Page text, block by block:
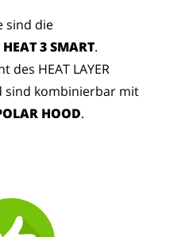
sind die
HEAT 3 SMART.
des HEAT LAYER
sind kombinierbar mit
HOOD.